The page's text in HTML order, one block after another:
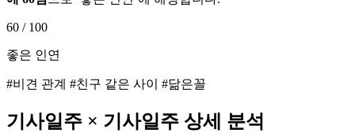
60 / 100
좋은 인연
#비견 관계 #친구 같은 사이 #닮은꼴
기사일주 × 기사일주 상세 분석